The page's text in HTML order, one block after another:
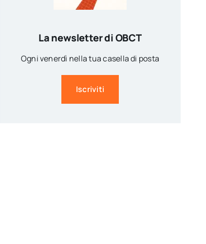
La newsletter di OBCT
Ogni venerdì nella tua casella di posta
Iscriviti